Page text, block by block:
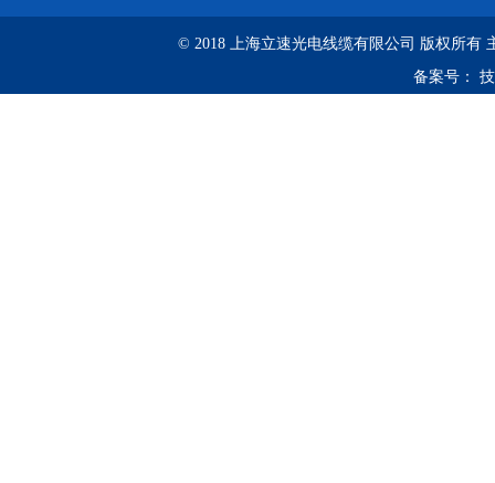
© 2018 上海立速光电线缆有限公司 版权所有
备案号：